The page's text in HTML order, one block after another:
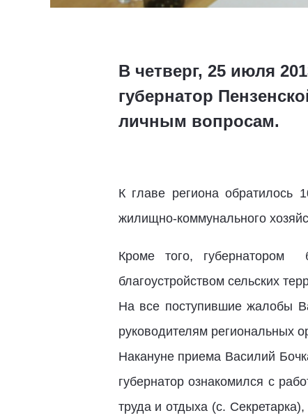
В четверг, 25 июля
губернатор
личным вопросам.
К главе региона
жилищно-коммунального
Кроме того, губернатором
благоустройством сельских
На все поступившие жалобы
руководителям региональных
Накануне приема Василий
губернатор ознакомился с
труда и отдыха (с.